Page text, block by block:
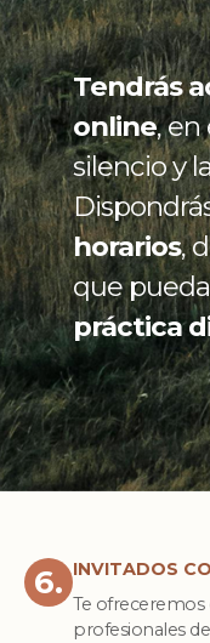
Tendrás
online, en
silencio y
horarios,
que
práctica
6. INVITADOS
Te ofreceremos
profesionales